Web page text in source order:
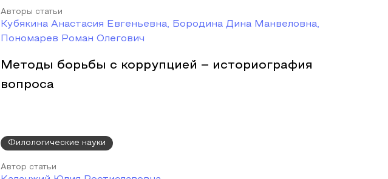
Авторы статьи
Кубякина Анастасия Евгеньевна, Бородина Дина Манвеловна,
Пономарев Роман Олегович
Методы борьбы с коррупцией – историография
вопроса
Филологические науки
Автор статьи